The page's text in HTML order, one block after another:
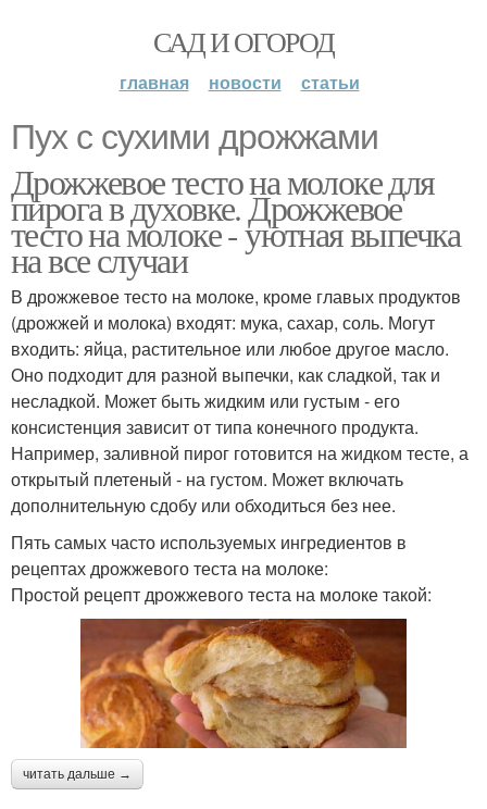
САД И ОГОРОД
главная новости статьи
Пух с сухими дрожжами
Дрожжевое тесто на молоке для
пирога в духовке. Дрожжевое
тесто на молоке - уютная выпечка
на все случаи
В дрожжевое тесто на молоке, кроме главых продуктов
(дрожжей и молока) входят: мука, сахар, соль. Могут
входить: яйца, растительное или любое другое масло.
Оно подходит для разной выпечки, как сладкой, так и
несладкой. Может быть жидким или густым - его
консистенция зависит от типа конечного продукта.
Например, заливной пирог готовится на жидком тесте, а
открытый плетеный - на густом. Может включать
дополнительную сдобу или обходиться без нее.
Пять самых часто используемых ингредиентов в
рецептах дрожжевого теста на молоке:
Простой рецепт дрожжевого теста на молоке такой:
читать дальше →